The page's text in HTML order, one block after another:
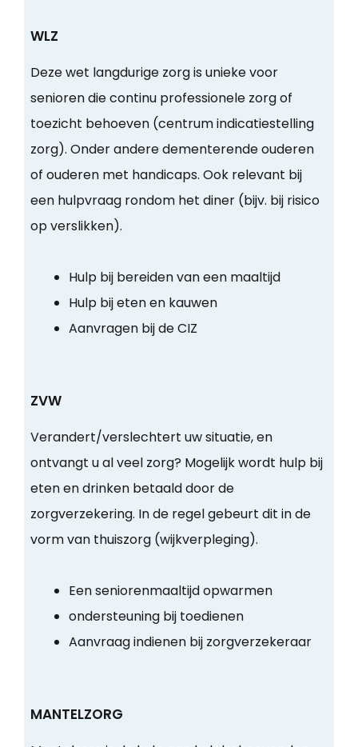
WLZ
Deze wet langdurige zorg is unieke voor
senioren die continu professionele zorg of
toezicht behoeven (centrum indicatiestelling
zorg). Onder andere dementerende ouderen
of ouderen met handicaps. Ook relevant bij
een hulpvraag rondom het diner (bijv. bij risico
op verslikken).
Hulp bij bereiden van een maaltijd
Hulp bij eten en kauwen
Aanvragen bij de CIZ
ZVW
Verandert/verslechtert uw situatie, en
ontvangt u al veel zorg? Mogelijk wordt hulp bij
eten en drinken betaald door de
zorgverzekering. In de regel gebeurt dit in de
vorm van thuiszorg (wijkverpleging).
Een seniorenmaaltijd opwarmen
ondersteuning bij toedienen
Aanvraag indienen bij zorgverzekeraar
MANTELZORG